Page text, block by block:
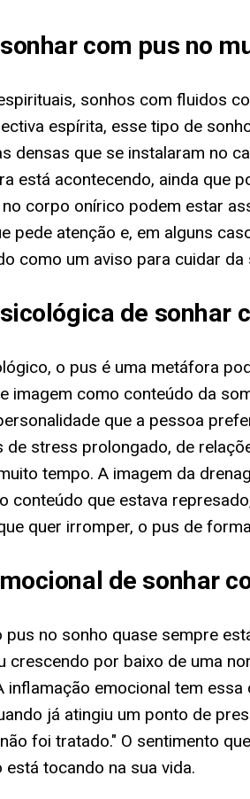
com pus no
sonhos com fluidos
espírita, esse tipo de
densas que se instalaram no
está acontecendo, ainda que
corpo onírico podem estar
pede atenção e, em alguns
como um aviso para cuidar
de sonhar
o pus é uma metáfora
imagem como conteúdo da
que a pessoa
stress prolongado, de
tempo. A imagem da
conteúdo que estava
quer irromper, o pus de
de sonhar
pus no sonho quase sempre
crescendo por baixo de uma
emocional tem
já atingiu um ponto de
foi tratado." O sentimento
tocando na sua vida.